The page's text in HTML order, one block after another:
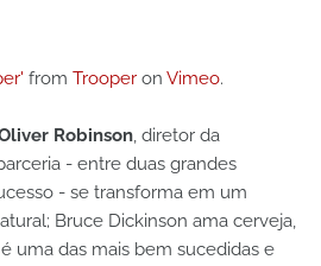
from Trooper on Vimeo.
Robinson, diretor da
- entre duas grandes
- se transforma em um
Bruce Dickinson ama cerveja,
uma das mais bem sucedidas e